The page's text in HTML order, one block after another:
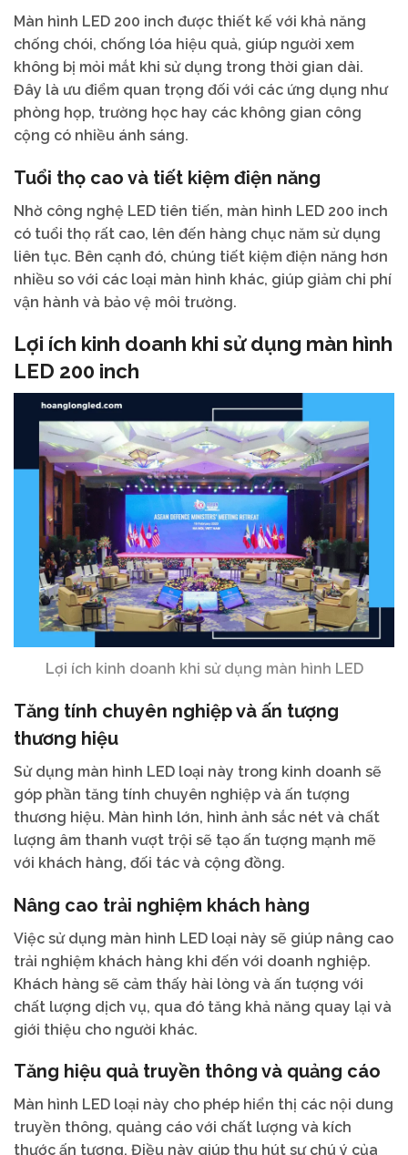
Màn hình LED 200 inch được thiết kế với khả năng
chống chói, chống lóa hiệu quả, giúp người xem
không bị mỏi mắt khi sử dụng trong thời gian dài.
Đây là ưu điểm quan trọng đối với các ứng dụng như
phòng họp, trường học hay các không gian công
cộng có nhiều ánh sáng.
Tuổi thọ cao và tiết kiệm điện năng
Nhờ công nghệ LED tiên tiến, màn hình LED 200 inch
có tuổi thọ rất cao, lên đến hàng chục năm sử dụng
liên tục. Bên cạnh đó, chúng tiết kiệm điện năng hơn
nhiều so với các loại màn hình khác, giúp giảm chi phí
vận hành và bảo vệ môi trường.
Lợi ích kinh doanh khi sử dụng màn hình
LED 200 inch
Lợi ích kinh doanh khi sử dụng màn hình LED
Tăng tính chuyên nghiệp và ấn tượng
thương hiệu
Sử dụng màn hình LED loại này trong kinh doanh sẽ
góp phần tăng tính chuyên nghiệp và ấn tượng
thương hiệu. Màn hình lớn, hình ảnh sắc nét và chất
lượng âm thanh vượt trội sẽ tạo ấn tượng mạnh mẽ
với khách hàng, đối tác và cộng đồng.
Nâng cao trải nghiệm khách hàng
Việc sử dụng màn hình LED loại này sẽ giúp nâng cao
trải nghiệm khách hàng khi đến với doanh nghiệp.
Khách hàng sẽ cảm thấy hài lòng và ấn tượng với
chất lượng dịch vụ, qua đó tăng khả năng quay lại và
giới thiệu cho người khác.
Tăng hiệu quả truyền thông và quảng cáo
Màn hình LED loại này cho phép hiển thị các nội dung
truyền thông, quảng cáo với chất lượng và kích
thước ấn tượng. Điều này giúp thu hút sự chú ý của